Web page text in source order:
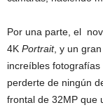
Por una parte, el
4K Portrait, y un
increíbles
perderte de ningún
frontal de 32MP que